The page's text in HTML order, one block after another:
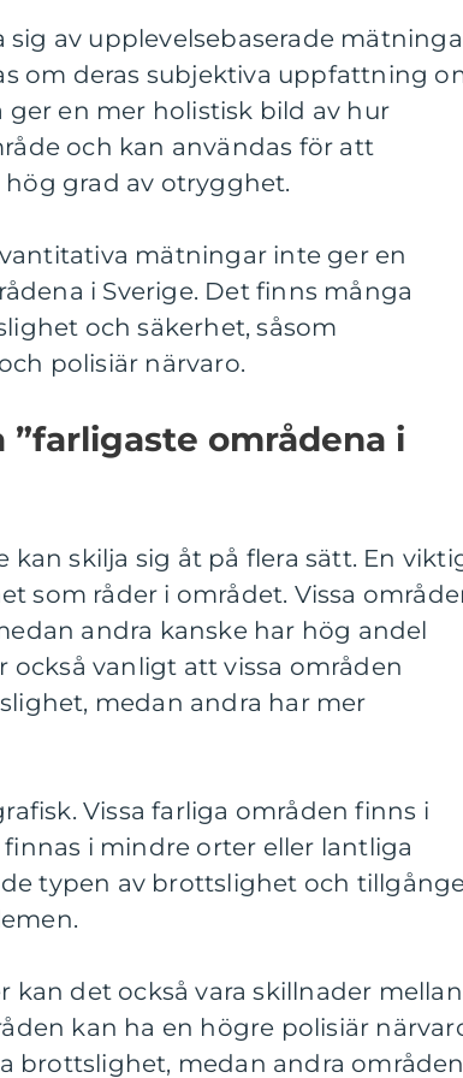
av upplevelsebaserade
om deras subjektiva uppfattning
en mer holistisk bild av hur
och kan användas för att
grad av otrygghet.
mätningar inte ger en
i Sverige. Det finns många
och säkerhet, såsom
polisiär närvaro.
områdena i
kan skilja sig åt på flera sätt. En
som råder i området. Vissa
andra kanske har hög andel
vanligt att vissa områden
medan andra har mer
Vissa farliga områden finns i
i mindre orter eller lantliga
typen av brottslighet och
kan det också vara skillnader mellan
kan ha en högre polisiär
brottslighet, medan andra områden